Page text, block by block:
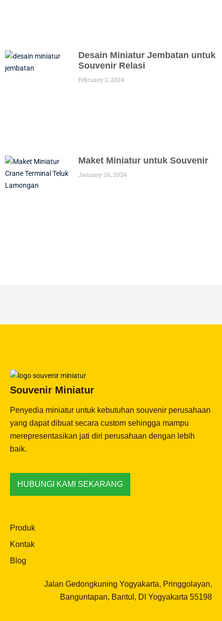
Desain Miniatur Jembatan untuk
Souvenir Relasi
February 2, 2024
Maket Miniatur untuk Souvenir
January 26, 2024
Souvenir Miniatur
Penyedia miniatur untuk kebutuhan souvenir perusahaan
yang dapat dibuat secara custom sehingga mampu
merepresentasikan jati diri perusahaan dengan lebih
baik.
HUBUNGI KAMI SEKARANG
Produk
Kontak
Blog
Jalan Gedongkuning Yogyakarta, Pringgolayan,
Banguntapan, Bantul, DI Yogyakarta 55198